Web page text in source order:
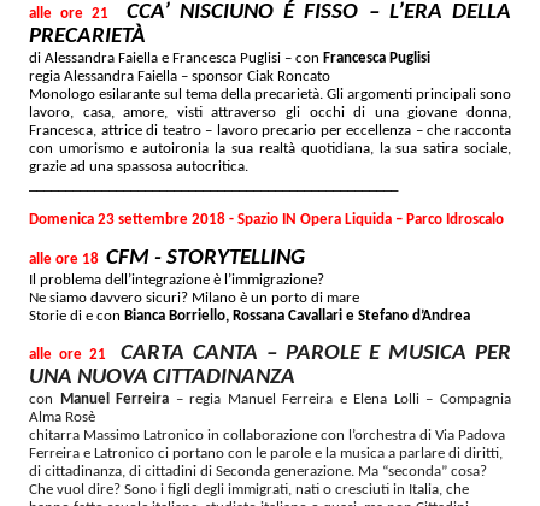
alle ore 21 CCA’ NISCIUNO É FISSO – L’ERA DELLA
PRECARIETÀ
di Alessandra Faiella e Francesca Puglisi – con Francesca Puglisi
regia Alessandra Faiella – sponsor Ciak Roncato
Monologo esilarante sul tema della precarietà. Gli argomenti principali sono
lavoro, casa, amore, visti attraverso gli occhi di una giovane donna,
Francesca, attrice di teatro – lavoro precario per eccellenza – che racconta
con umorismo e autoironia la sua realtà quotidiana, la sua satira sociale,
grazie ad una spassosa autocritica.
Domenica 23 settembre 2018 - Spazio IN Opera Liquida – Parco Idroscalo
alle ore 18 CFM - STORYTELLING
Il problema dell’integrazione è l’immigrazione?
Ne siamo davvero sicuri? Milano è un porto di mare
Storie di e con Bianca Borriello, Rossana Cavallari e Stefano d’Andrea
alle ore 21 CARTA CANTA – PAROLE E MUSICA PER
UNA NUOVA CITTADINANZA
con Manuel Ferreira – regia Manuel Ferreira e Elena Lolli – Compagnia
Alma Rosè
chitarra Massimo Latronico in collaborazione con l’orchestra di Via Padova
Ferreira e Latronico ci portano con le parole e la musica a parlare di diritti,
di cittadinanza, di cittadini di Seconda generazione. Ma “seconda” cosa?
Che vuol dire? Sono i figli degli immigrati, nati o cresciuti in Italia, che